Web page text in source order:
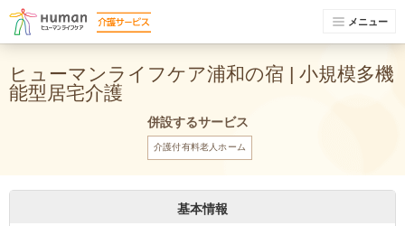
メニュー
ヒューマンライフケア浦和の宿 | 小規模多機
能型居宅介護
併設するサービス
介護付有料老人ホーム
基本情報